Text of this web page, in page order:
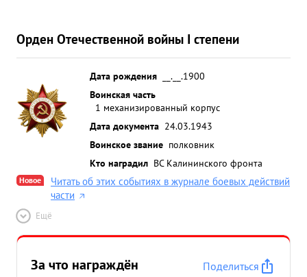
Орден Отечественной войны I степени
Дата рождения
__.__.1900
Воинская часть
1 механизированный корпус
Дата документа 24.03.1943
Воинское звание полковник
Кто наградил ВС Калининского фронта
Новое
Читать об этих событиях в журнале боевых действий
части
Ещё
За что награждён
Поделиться